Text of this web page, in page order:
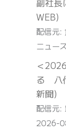
WEB)
配信元:
ニュース
＜
る 八
新聞)
配信元:
2026-